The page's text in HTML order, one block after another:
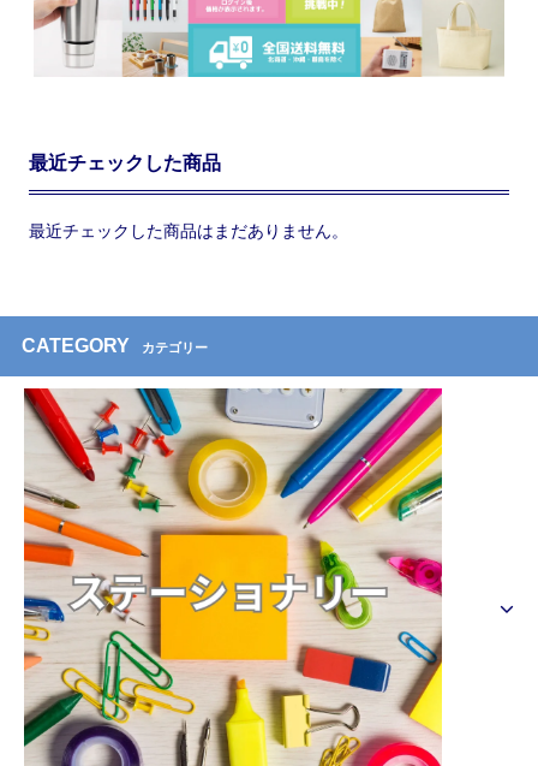
最近チェックした商品
最近チェックした商品はまだありません。
CATEGORY カテゴリー